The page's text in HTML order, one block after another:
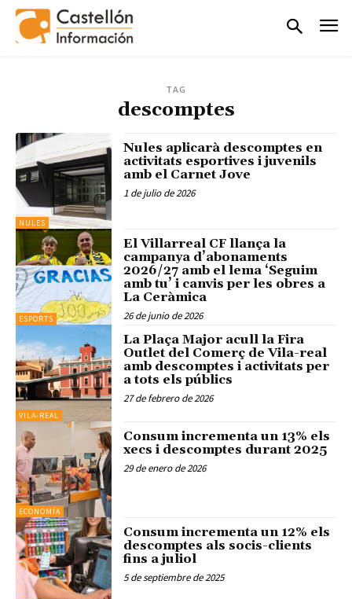
TAG
descomptes
NULES
Nules aplicarà descomptes en
activitats esportives i juvenils
amb el Carnet Jove
1 de julio de 2026
ESPORTS
El Villarreal CF llança la
campanya d’abonaments
2026/27 amb el lema ‘Seguim
amb tu’ i canvis per les obres a
La Ceràmica
26 de junio de 2026
VILA-REAL
La Plaça Major acull la Fira
Outlet del Comerç de Vila-real
amb descomptes i activitats per
a tots els públics
27 de febrero de 2026
ECONOMÍA
Consum incrementa un 13% els
xecs i descomptes durant 2025
29 de enero de 2026
Consum incrementa un 12% els
descomptes als socis-clients
fins a juliol
5 de septiembre de 2025